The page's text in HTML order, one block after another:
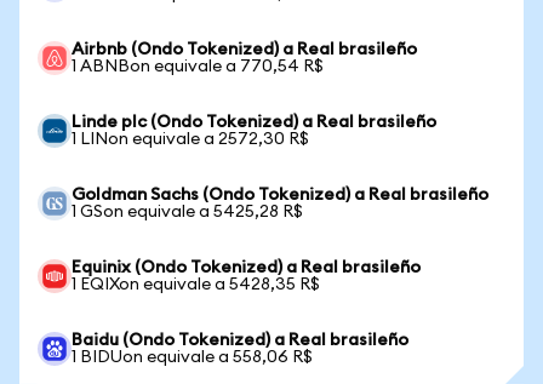
Airbnb (Ondo Tokenized) a Real brasileño
1 ABNBon equivale a 770,54 R$
Linde plc (Ondo Tokenized) a Real brasileño
1 LINon equivale a 2572,30 R$
Goldman Sachs (Ondo Tokenized) a Real brasileño
1 GSon equivale a 5425,28 R$
Equinix (Ondo Tokenized) a Real brasileño
1 EQIXon equivale a 5428,35 R$
Baidu (Ondo Tokenized) a Real brasileño
1 BIDUon equivale a 558,06 R$